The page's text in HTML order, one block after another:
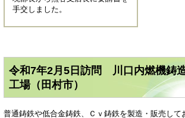
手交しました。
令和7年2月5日訪問 川口内燃機鋳
工場（田村市）
普通鋳鉄や低合金鋳鉄、Ｃｖ鋳鉄を製造・販売して